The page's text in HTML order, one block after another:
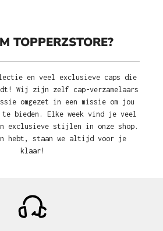
TOPPERZSTORE?
en veel exclusieve caps die
Wij zijn zelf cap-verzamelaars
omgezet in een missie om jou
te bieden. Elke week vind je veel
exclusieve stijlen in onze shop.
hebt, staan we altijd voor je
klaar!